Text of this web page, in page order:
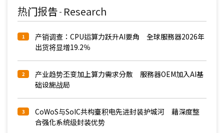
热门报告 - Research
1
产销调查：CPU运算力跃升AI要角 全球服務器2026年
出货将显增19.2％
2
产业趋势丕变加上算力需求分散 服務器OEM加入AI基
础设施战局
3
CoWoS与SoIC共构臺积电先进封装护城河 藉深度整
合强化系统级封装优势